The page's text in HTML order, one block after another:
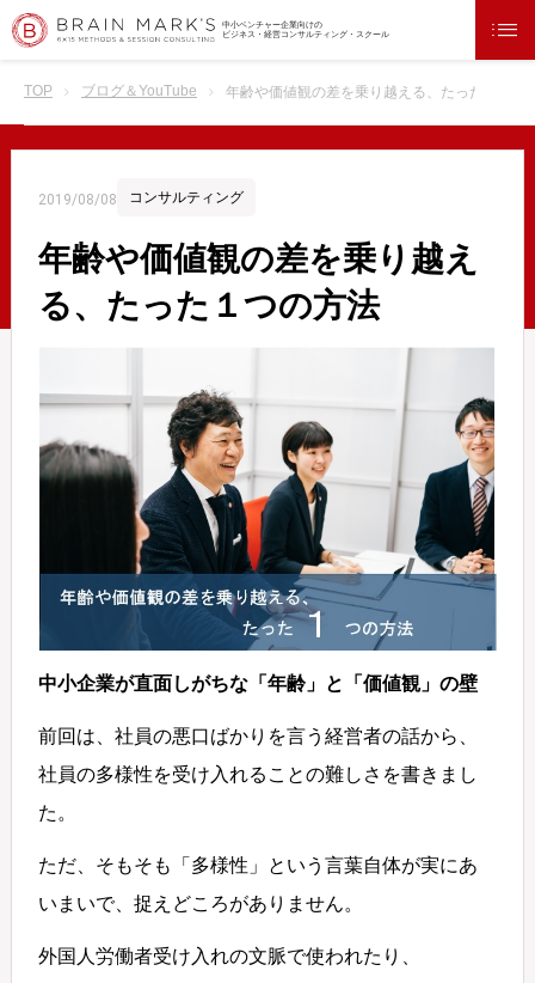
中小ベンチャー企業向けの
ビジネス・経営コンサルティング・スクール
TOP ブログ＆YouTube 年齢や価値観の差を乗り越える、たった１つの
2019/08/08 コンサルティング
年齢や価値観の差を乗り越え
る、たった１つの方法
中小企業が直面しがちな「年齢」と「価値観」の壁
前回は、社員の悪口ばかりを言う経営者の話から、
社員の多様性を受け入れることの難しさを書きまし
た。
ただ、そもそも「多様性」という言葉自体が実にあ
いまいで、捉えどころがありません。
外国人労働者受け入れの文脈で使われたり、